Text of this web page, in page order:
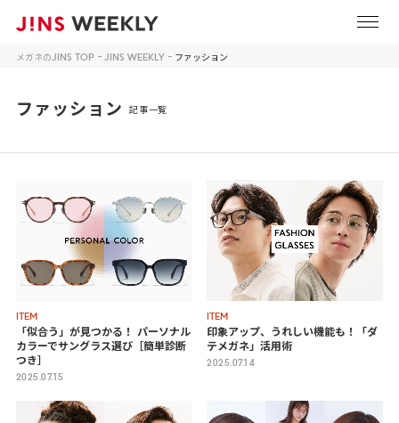
メガネのJINS TOP JINS WEEKLY ファッション
ファッション 記事一覧
ITEM
「似合う」が見つかる！
パーソナル
カラーでサングラス選び［簡単診断
つき］
2025.07.15
ITEM
印象アップ、うれしい機能も！
「ダ
テメガネ」活用術
2025.07.14